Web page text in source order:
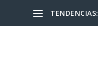
TENDENCIAS: